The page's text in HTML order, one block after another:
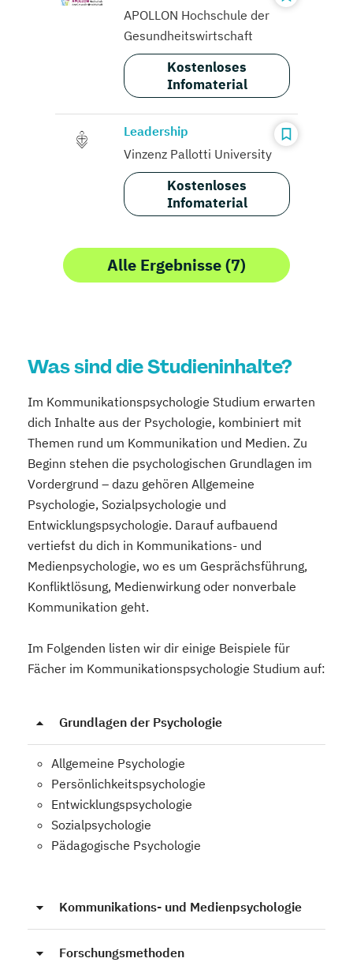
APOLLON Hochschule der
Gesundheitswirtschaft
Kostenloses
Infomaterial
Leadership
Vinzenz Pallotti University
Kostenloses
Infomaterial
Alle Ergebnisse (7)
Was sind die Studieninhalte?
Im Kommunikationspsychologie Studium erwarten
dich Inhalte aus der Psychologie, kombiniert mit
Themen rund um Kommunikation und Medien. Zu
Beginn stehen die psychologischen Grundlagen im
Vordergrund – dazu gehören Allgemeine
Psychologie, Sozialpsychologie und
Entwicklungspsychologie. Darauf aufbauend
vertiefst du dich in Kommunikations- und
Medienpsychologie, wo es um Gesprächsführung,
Konfliktlösung, Medienwirkung oder nonverbale
Kommunikation geht.
Im Folgenden listen wir dir einige Beispiele für
Fächer im Kommunikationspsychologie Studium auf:
Grundlagen der Psychologie
Allgemeine Psychologie
Persönlichkeitspsychologie
Entwicklungspsychologie
Sozialpsychologie
Pädagogische Psychologie
Kommunikations- und Medienpsychologie
Forschungsmethoden